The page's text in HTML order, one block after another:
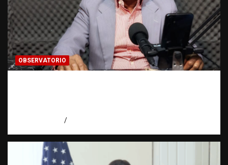
OBSERVATORIO